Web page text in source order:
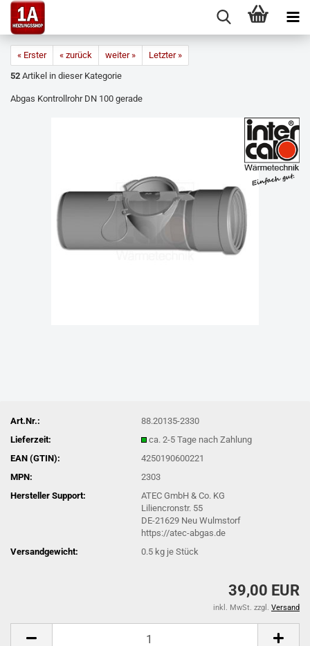
« Erster « zurück weiter »
Letzter »
52 Artikel in dieser Kategorie
Abgas Kontrollrohr DN 100 gerade
Art.Nr.:
88.20135-2330
Lieferzeit:
ca. 2-5 Tage nach Zahlung
EAN (GTIN):
4250190600221
MPN:
2303
Hersteller Support:
ATEC GmbH & Co. KG
Liliencronstr. 55
DE-21629 Neu Wulmstorf
https://atec-abgas.de
Versandgewicht:
0.5 kg je Stück
39,00 EUR
inkl. MwSt. zzgl. Versand